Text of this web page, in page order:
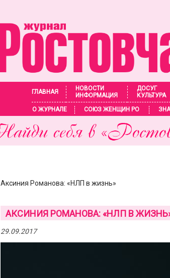
ГЛАВНАЯ
НОВОСТИ
ИНФОРМАЦИЯ
ДОСУГ
КУЛЬТУРА
О ЖУРНАЛЕ
СОЮЗ ЖЕНЩИН РО
Аксиния Романова: «НЛП в жизнь»
АКСИНИЯ РОМАНОВА: «НЛП В
29.09.2017